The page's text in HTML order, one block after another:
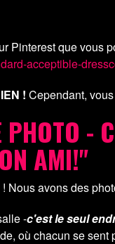
Pinterest que vous
acceptible-
! Cependant, vous
-
AMI!"
Nous avons des
-c'est le seul
où chacun se